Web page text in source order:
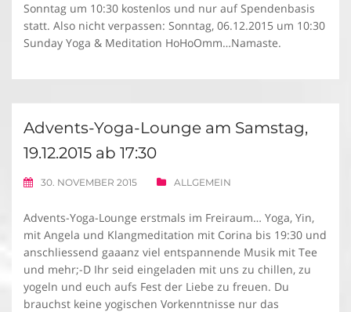
Sonntag um 10:30 kostenlos und nur auf Spendenbasis
statt. Also nicht verpassen: Sonntag, 06.12.2015 um 10:30
Sunday Yoga & Meditation HoHoOmm…Namaste.
Advents-Yoga-Lounge am Samstag,
19.12.2015 ab 17:30
30. NOVEMBER 2015 ALLGEMEIN
Advents-Yoga-Lounge erstmals im Freiraum… Yoga, Yin,
mit Angela und Klangmeditation mit Corina bis 19:30 und
anschliessend gaaanz viel entspannende Musik mit Tee
und mehr;-D Ihr seid eingeladen mit uns zu chillen, zu
yogeln und euch aufs Fest der Liebe zu freuen. Du
brauchst keine yogischen Vorkenntnisse nur das